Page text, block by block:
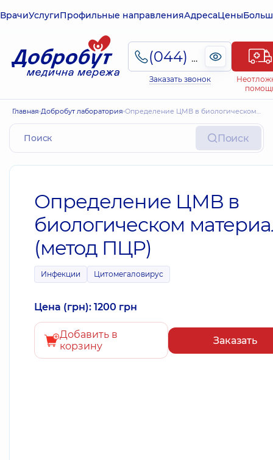
ВрачиУслугиПрофильные направленияАдресаЦены
(044) 495-2-888
Заказать звонок
Главная Добробут лаборатория Определение ЦМВ в биологическом материале (метод ПЦР)
Поиск
Определение ЦМВ в
биологическом
(метод ПЦР)
Инфекции Цитомегаловирус
Цена (грн): 1200 грн
Добавить в
корзину
Заказать